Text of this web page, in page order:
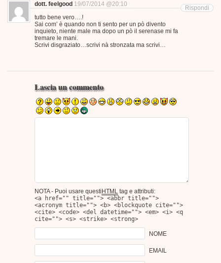
dott. feelgood 19/07/2014 @20:10
tutto bene vero….!
Sai com’ è quando non ti sento per un pò divento
inquieto, niente male ma dopo un pò il serenase mi fa
tremare le mani.
Scrivi disgraziato…scrivi nà stronzata ma scrivi…
Rispondi
Lascia un commento
NOTA - Puoi usare questi HTML tag e attributi:
<a href="" title=""> <abbr title="">
<acronym title=""> <b> <blockquote cite="">
<cite> <code> <del datetime=""> <em> <i> <q
cite=""> <s> <strike> <strong>
NOME
EMAIL